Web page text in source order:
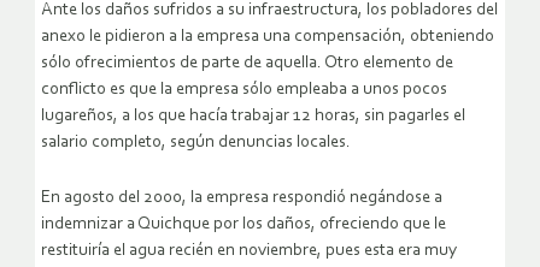
Ante los daños sufridos a su infraestructura, los pobladores del
anexo le pidieron a la empresa una compensación, obteniendo
sólo ofrecimientos de parte de aquella. Otro elemento de
conflicto es que la empresa sólo empleaba a unos pocos
lugareños, a los que hacía trabajar 12 horas, sin pagarles el
salario completo, según denuncias locales.
En agosto del 2000, la empresa respondió negándose a
indemnizar a Quichque por los daños, ofreciendo que le
restituiría el agua recién en noviembre, pues esta era muy